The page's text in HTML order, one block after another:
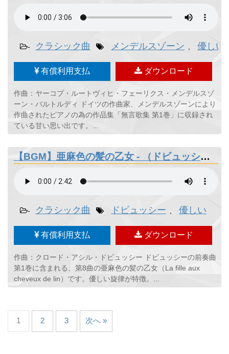
- クラシック曲 メンデルスゾーン 優しい
有償利用支払 ダウンロード
作曲：ヤーコプ・ルートヴィヒ・フェーリクス・メンデルスゾ
ーン・バルトルディ ドイツの作曲家、メンデルスゾーンにより
作曲されたピアノの為の作品集「無言歌集 第1巻」に収録され
ている甘い思い出です。...
【BGM】亜麻色の髪の乙女 - （ドビュッシー）
- クラシック曲 ドビュッシー 優しい
有償利用支払 ダウンロード
作曲：クロード・アシル・ドビュッシー ドビュッシーの前奏曲
第1巻に含まれる、第8曲の亜麻色の髪の乙女（La fille aux
cheveux de lin）です。優しい旋律が特徴。...
1 2 3 次へ »